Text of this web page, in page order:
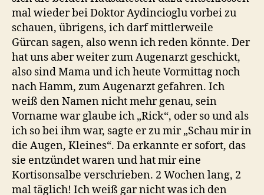
mal wieder bei Doktor Aydincioglu vorbei zu
schauen, übrigens, ich darf mittlerweile
Gürcan sagen, also wenn ich reden könnte. Der
hat uns aber weiter zum Augenarzt geschickt,
also sind Mama und ich heute Vormittag noch
nach Hamm, zum Augenarzt gefahren. Ich
weiß den Namen nicht mehr genau, sein
Vorname war glaube ich „Rick“, oder so und als
ich so bei ihm war, sagte er zu mir „Schau mir in
die Augen, Kleines“. Da erkannte er sofort, das
sie entzündet waren und hat mir eine
Kortisonsalbe verschrieben. 2 Wochen lang, 2
mal täglich! Ich weiß gar nicht was ich den